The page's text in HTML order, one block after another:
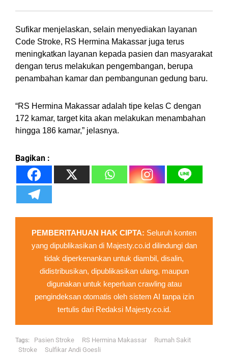
Sufikar menjelaskan, selain menyediakan layanan
Code Stroke, RS Hermina Makassar juga terus
meningkatkan layanan kepada pasien dan masyarakat
dengan terus melakukan pengembangan, berupa
penambahan kamar dan pembangunan gedung baru.
“RS Hermina Makassar adalah tipe kelas C dengan
172 kamar, target kita akan melakukan menambahan
hingga 186 kamar,” jelasnya.
Bagikan :
PEMBERITAHUAN HAK CIPTA: Seluruh konten
yang dipublikasikan di Majesty.co.id dilindungi dan
tidak diperkenankan untuk diambil, disalin,
didistribusikan, dipublikasikan ulang, maupun
digunakan untuk keperluan crawling atau
pengindeksan otomatis oleh sistem AI tanpa izin
tertulis dari Redaksi Majesty.co.id.
Tags: Pasien Stroke RS Hermina Makassar
Rumah Sakit
Stroke
Sulfikar Andi Goesli